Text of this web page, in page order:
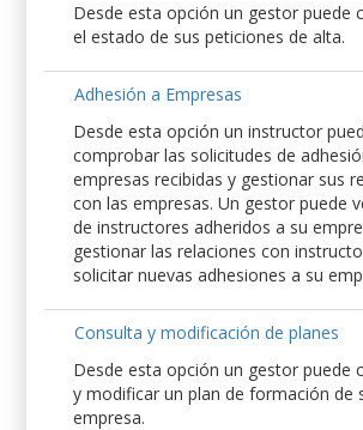
Desde esta opción un gestor puede
el estado de sus peticiones de alta.
Adhesión a Empresas
Desde esta opción un instructor
comprobar las solicitudes de
empresas recibidas y gestionar sus
con las empresas. Un gestor puede
de instructores adheridos a su
gestionar las relaciones con
solicitar nuevas adhesiones a su
Consulta y modificación de planes
Desde esta opción un gestor puede
y modificar un plan de formación de
empresa.